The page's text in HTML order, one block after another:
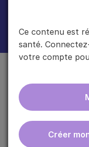
Ce contenu est
santé.
votre compte
Créer
Plus
ebmfrance est
gratuite adaptée à